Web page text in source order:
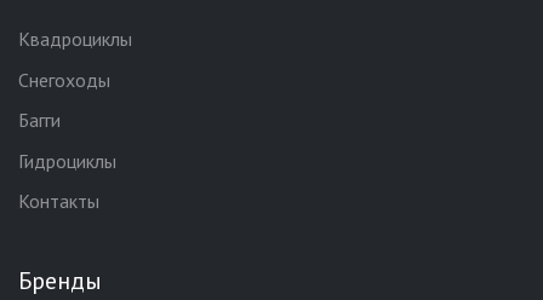
Квадроциклы
Снегоходы
Багги
Гидроциклы
Контакты
Бренды